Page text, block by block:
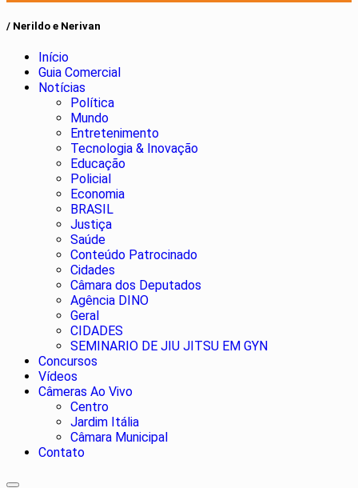
/ Nerildo e Nerivan
Início
Guia Comercial
Notícias
Política
Mundo
Entretenimento
Tecnologia & Inovação
Educação
Policial
Economia
BRASIL
Justiça
Saúde
Conteúdo Patrocinado
Cidades
Câmara dos Deputados
Agência DINO
Geral
CIDADES
SEMINARIO DE JIU JITSU EM GYN
Concursos
Vídeos
Câmeras Ao Vivo
Centro
Jardim Itália
Câmara Municipal
Contato